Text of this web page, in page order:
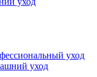
уход
уход